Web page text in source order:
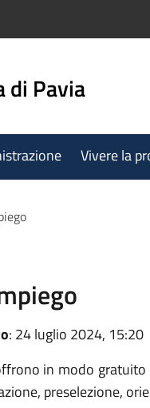
di Pavia
Vivere la
: 24 luglio 2024, 15:20
in modo
preselezione,